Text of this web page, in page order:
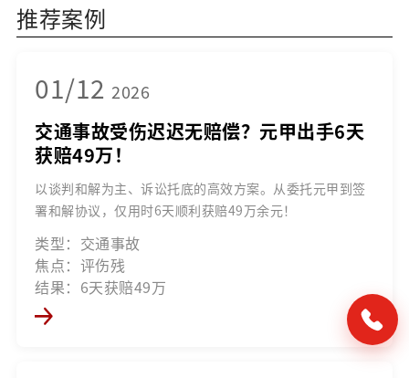
推荐案例
01/12 2026
交通事故受伤迟迟无赔偿？元甲出手6天
获赔49万！
以谈判和解为主、诉讼托底的高效方案。从委托元甲到签
署和解协议，仅用时6天顺利获赔49万余元！
类型：交通事故
焦点：评伤残
结果：6天获赔49万